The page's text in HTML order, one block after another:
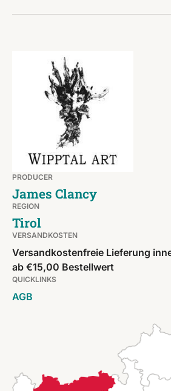
PRODUCER
James Clancy
REGION
Tirol
VERSANDKOSTEN
Versandkostenfreie Lieferung
ab €15,00 Bestellwert
QUICKLINKS
AGB